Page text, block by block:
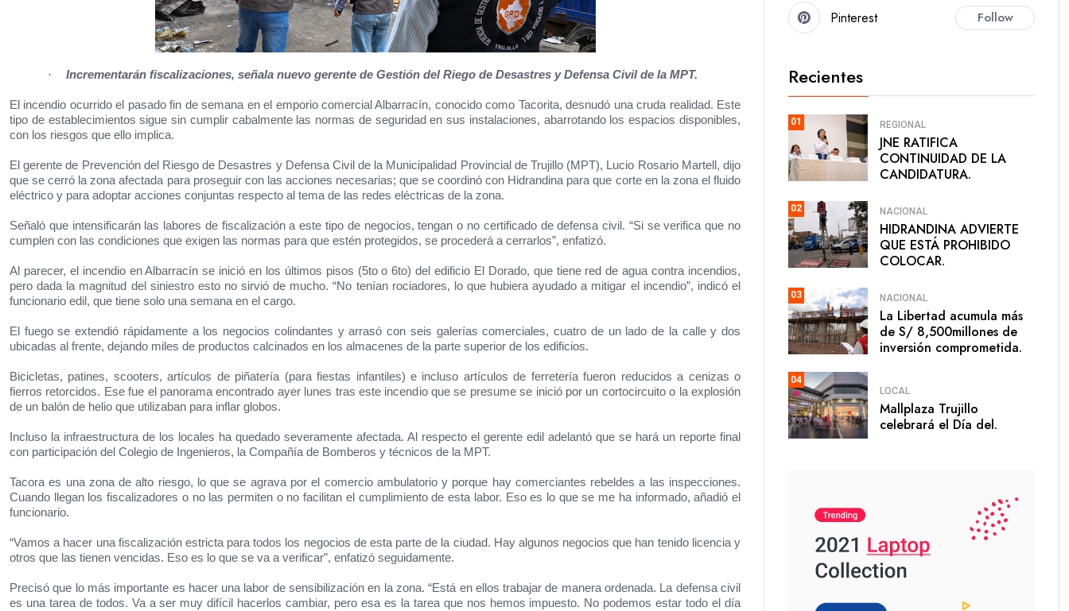
· Incrementarán fiscalizaciones, señala nuevo gerente de Gestión del Riego de Desastres y Defensa Civil de la MPT.
El incendio ocurrido el pasado fin de semana en el emporio comercial Albarracín, conocido como Tacorita, desnudó una cruda realidad. Este
tipo de establecimientos sigue sin cumplir cabalmente las normas de seguridad en sus instalaciones, abarrotando los espacios disponibles,
con los riesgos que ello implica.
El gerente de Prevención del Riesgo de Desastres y Defensa Civil de la Municipalidad Provincial de Trujillo (MPT), Lucio Rosario Martell, dijo
que se cerró la zona afectada para proseguir con las acciones necesarias; que se coordinó con Hidrandina para que corte en la zona el fluido
eléctrico y para adoptar acciones conjuntas respecto al tema de las redes eléctricas de la zona.
Señaló que intensificarán las labores de fiscalización a este tipo de negocios, tengan o no certificado de defensa civil. “Si se verifica que no
cumplen con las condiciones que exigen las normas para que estén protegidos, se procederá a cerrarlos”, enfatizó.
Al parecer, el incendio en Albarracín se inició en los últimos pisos (5to o 6to) del edificio El Dorado, que tiene red de agua contra incendios,
pero dada la magnitud del siniestro esto no sirvió de mucho. “No tenían rociadores, lo que hubiera ayudado a mitigar el incendio”, indicó el
funcionario edil, que tiene solo una semana en el cargo.
El fuego se extendió rápidamente a los negocios colindantes y arrasó con seis galerías comerciales, cuatro de un lado de la calle y dos
ubicadas al frente, dejando miles de productos calcinados en los almacenes de la parte superior de los edificios.
Bicicletas, patines, scooters, artículos de piñatería (para fiestas infantiles) e incluso artículos de ferretería fueron reducidos a cenizas o
fierros retorcidos. Ese fue el panorama encontrado ayer lunes tras este incendio que se presume se inició por un cortocircuito o la explosión
de un balón de helio que utilizaban para inflar globos.
Incluso la infraestructura de los locales ha quedado severamente afectada. Al respecto el gerente edil adelantó que se hará un reporte final
con participación del Colegio de Ingenieros, la Compañía de Bomberos y técnicos de la MPT.
Tacora es una zona de alto riesgo, lo que se agrava por el comercio ambulatorio y porque hay comerciantes rebeldes a las inspecciones.
Cuando llegan los fiscalizadores o no las permiten o no facilitan el cumplimiento de esta labor. Eso es lo que se me ha informado, añadió el
funcionario.
“Vamos a hacer una fiscalización estricta para todos los negocios de esta parte de la ciudad. Hay algunos negocios que han tenido licencia y
otros que las tienen vencidas. Eso es lo que se va a verificar”, enfatizó seguidamente.
Precisó que lo más importante es hacer una labor de sensibilización en la zona. “Está en ellos trabajar de manera ordenada. La defensa civil
es una tarea de todos. Va a ser muy difícil hacerlos cambiar, pero esa es la tarea que nos hemos impuesto. No podemos estar todo el día
Pinterest Follow
Recientes
01 REGIONAL
JNE RATIFICA
CONTINUIDAD DE LA
CANDIDATURA.
02 NACIONAL
HIDRANDINA ADVIERTE
QUE ESTÁ PROHIBIDO
COLOCAR.
03 NACIONAL
La Libertad acumula más
de S/ 8,500millones de
inversión comprometida.
04
LOCAL
Mallplaza Trujillo
celebrará el Día del.